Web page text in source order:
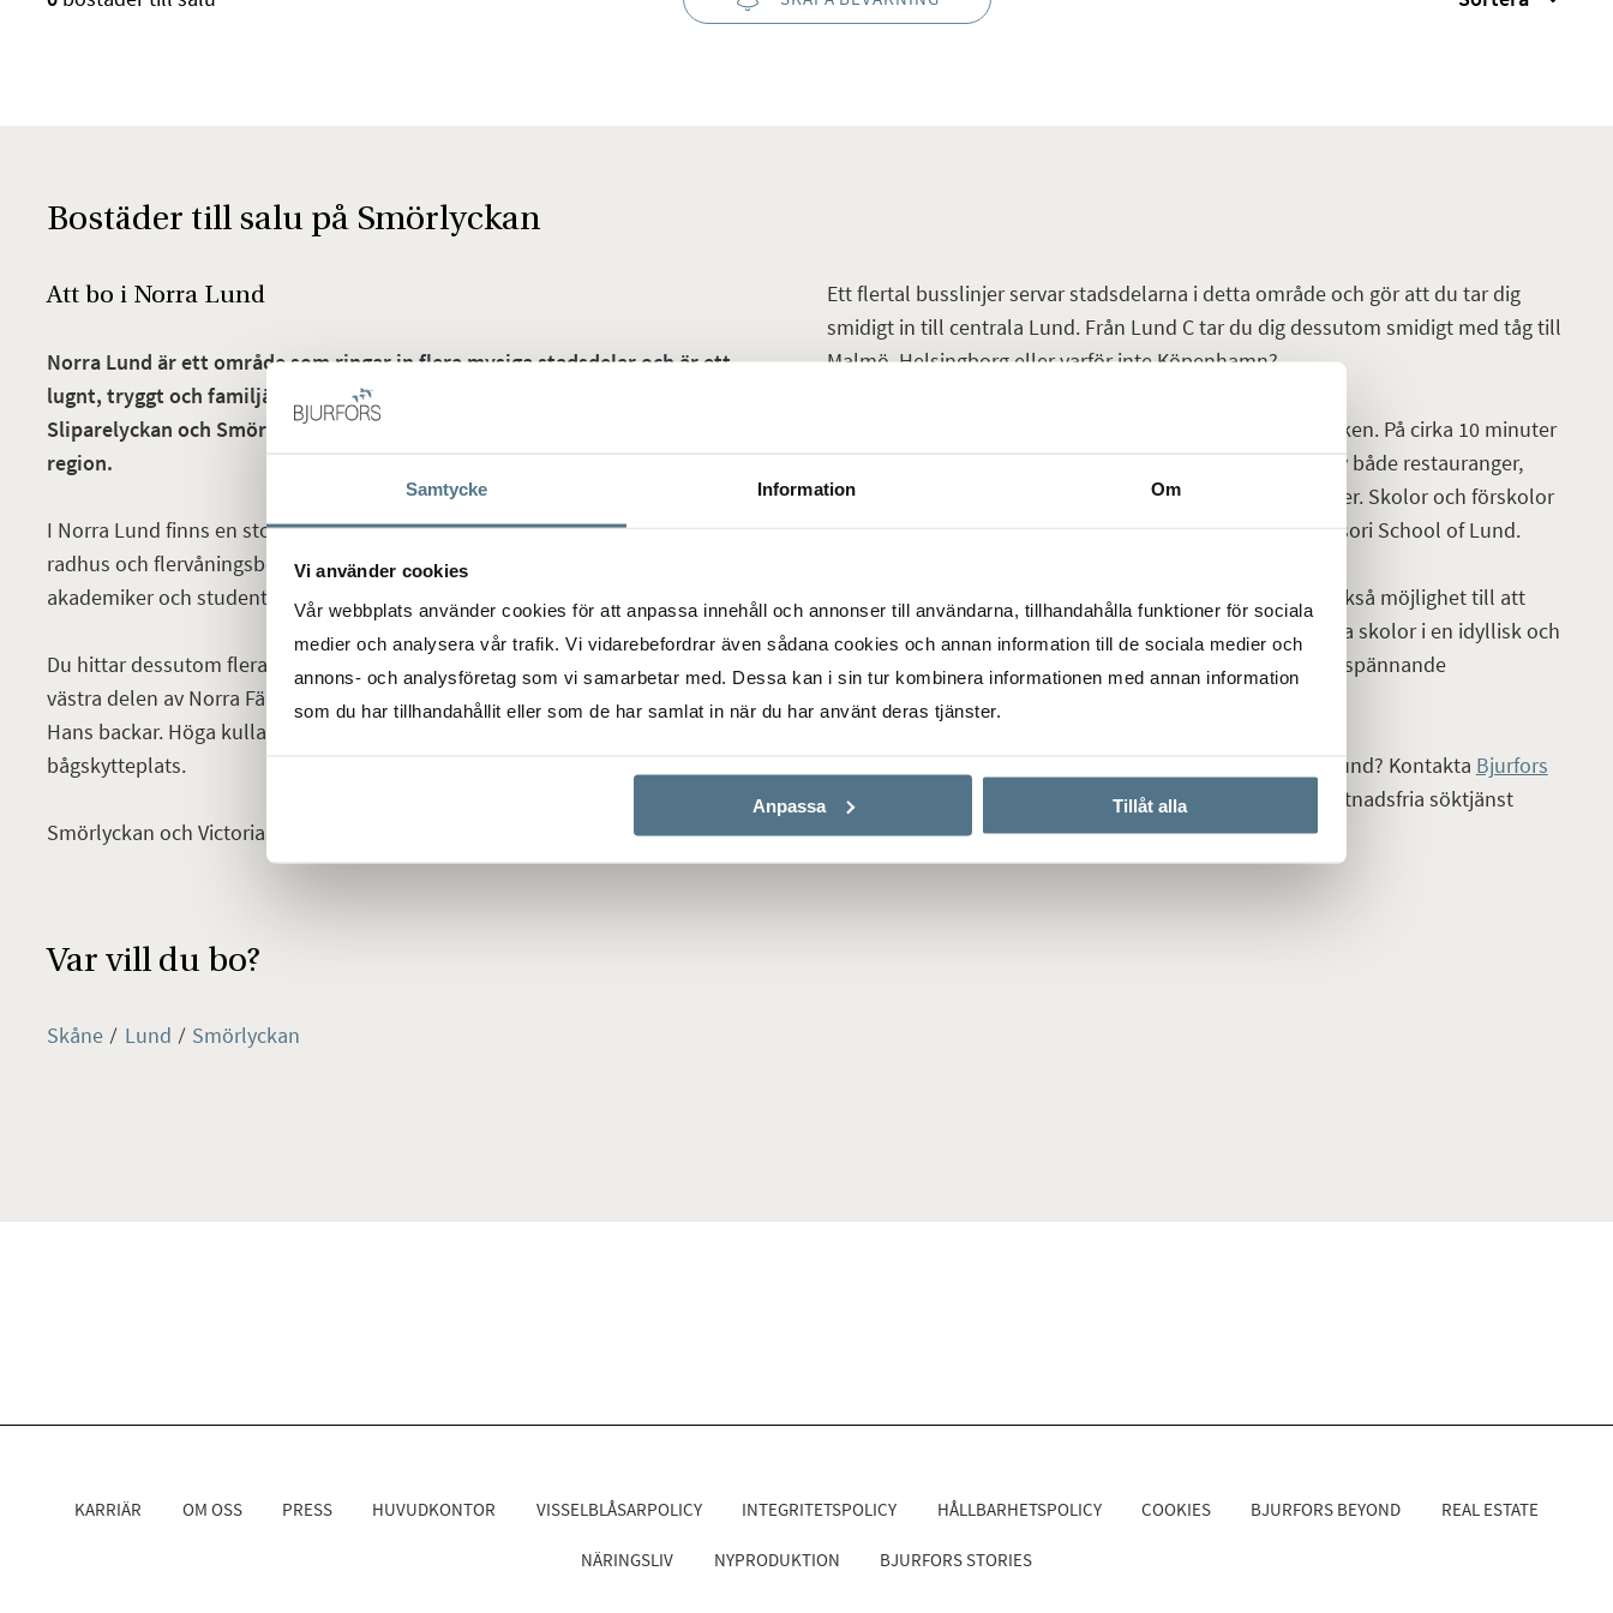
Samtycke Information Om
Vi använder cookies
Vår webbplats använder cookies för att anpassa innehåll och annonser till användarna, tillhandahålla funktioner för sociala
medier och analysera vår trafik. Vi vidarebefordrar även sådana cookies och annan information till de sociala medier och
annons- och analysföretag som vi samarbetar med. Dessa kan i sin tur kombinera informationen med annan information
som du har tillhandahållit eller som de har samlat in när du har använt deras tjänster.
Anpassa Tillåt alla
Bostäder till salu på Smörlyckan
Att bo i Norra Lund
Norra Lund är ett område som ringar in flera mysiga stadsdelar och är ett
lugnt, tryggt och familjärt område. Sofiaparken, Möllevången, Kobjer,
Sliparelyckan och Smörlyckan är de stadsdelar som ingår i denna populära
region.
I Norra Lund finns en stor variation av bebyggelser i form av friliggande villor,
radhus och flervåningsbostäder och präglas framförallt av barnfamiljer men även
akademiker och studenter som också har hittat hit.
Du hittar dessutom flera härliga grönområden och natursköna omgivningar. I den
västra delen av Norra Fäladen finns ett parkområde beläget vid namnet Sankt
Hans backar. Höga kullar och flertal motionsslingor, djurhagar och
bågskytteplats.
Smörlyckan och Victoriastadion ligger också inom gångavstånd för de aktiva.
Ett flertal busslinjer servar stadsdelarna i detta område och gör att du tar dig
smidigt in till centrala Lund. Från Lund C tar du dig dessutom smidigt med tåg till
Malmö, Helsingborg eller varför inte Köpenhamn?
Minilivs och närbutik finns på Möllevången och i Sofiaparken. På cirka 10 minuter
cykelväg hamnar du i Lund centrum med ett bra utbud av både restauranger,
bibliotek, kaféer, frisörsalonger, apotek och trevliga butiker. Skolor och förskolor
finns gott om i närområdet, exempelvis Bilingual Montessori School of Lund.
Här finns inte bara vacker natur och gröna parker utan också möjlighet till att
leva bekvämt med förnödenheter inom gångsavstånd. Bra skolor i en idyllisk och
mysig småstadsatmosfär med närhet till kultur, nöje och spännande
restauranger.
bostad på Smörlyckan i Lund? Kontakta Bjurfors
mäklare i Lund
! Passa också på att anmäla dig till vår kostnadsfria söktjänst
Boagentensom hjälper dig att hitta ditt drömboende.
Var vill du bo?
Skåne Lund Smörlyckan
KARRIÄR OM OSS PRESS HUVUDKONTOR VISSELBLÅSARPOLICY INTEGRITETSPOLICY HÅLLBARHETSPOLICY COOKIES BJURFORS BEYOND REAL ESTATE
NÄRINGSLIV NYPRODUKTION BJURFORS STORIES